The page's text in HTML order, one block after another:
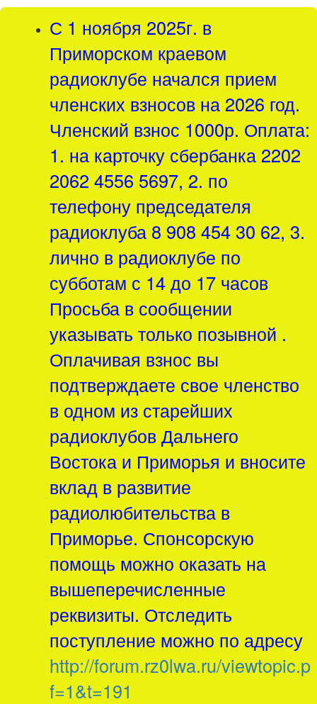
С 1 ноября 2025г. в
Приморском краевом
радиоклубе начался прием
членских взносов на 2026 год.
Членский взнос 1000р. Оплата:
1. на карточку сбербанка 2202
2062 4556 5697, 2. по
телефону председателя
радиоклуба 8 908 454 30 62, 3.
лично в радиоклубе по
субботам с 14 до 17 часов
Просьба в сообщении
указывать только позывной .
Оплачивая взнос вы
подтверждаете свое членство
в одном из старейших
радиоклубов Дальнего
Востока и Приморья и вносите
вклад в развитие
радиолюбительства в
Приморье. Спонсорскую
помощь можно оказать на
вышеперечисленные
реквизиты. Отследить
поступление можно по адресу
http://forum.rz0lwa.ru/
f=1&t=191